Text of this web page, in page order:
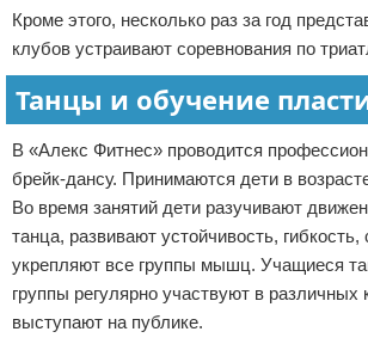
Кроме этого, несколько раз за год
клубов устраивают соревнования по
Танцы и обучение
В «Алекс Фитнес» проводится
брейк-дансу. Принимаются дети в
Во время занятий дети разучивают
танца, развивают устойчивость, гибкость,
укрепляют все группы мышц. Учащиеся
группы регулярно участвуют в различных
выступают на публике.